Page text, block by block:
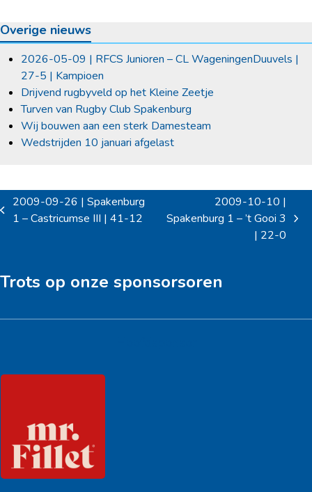
Overige nieuws
2026-05-09 | RFCS Junioren – CL WageningenDuuvels |
27-5 | Kampioen
Drijvend rugbyveld op het Kleine Zeetje
Turven van Rugby Club Spakenburg
Wij bouwen aan een sterk Damesteam
Wedstrijden 10 januari afgelast
previous
2009-09-26 | Spakenburg
1 – Castricumse III | 41-12
next
2009-10-10 |
Spakenburg 1 – ’t Gooi 3
| 22-0
Trots op onze sponsorsoren